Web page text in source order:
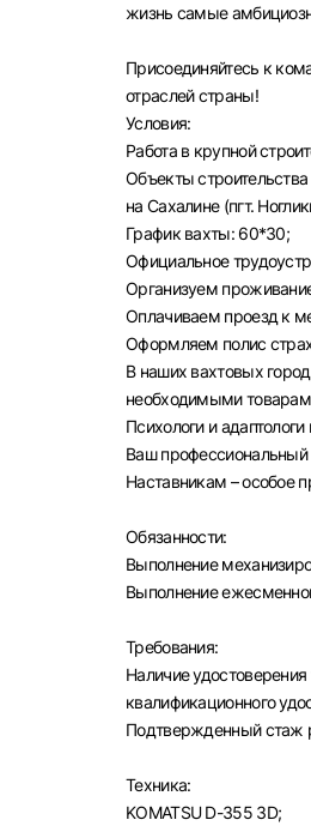
жизнь самые
Присоединяйтесь к
отраслей страны!
Условия:
Работа в крупной
Объекты
на Сахалине (пгт.
График вахты: 60*30;
Официальное
Организуем
Оплачиваем проезд к
Оформляем полис
В наших вахтовых
необходимыми
Психологи и
Ваш профессиональный
Наставникам – особое
Обязанности:
Выполнение
Выполнение
Требования:
Наличие
квалификационного
Подтвержденный стаж
Техника:
KOMATSU D-355 3D;